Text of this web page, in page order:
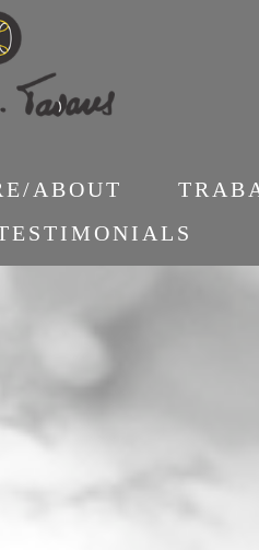
ABOUT